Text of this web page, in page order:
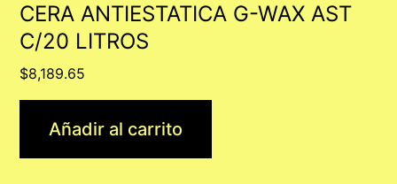
CERA ANTIESTATICA G-WAX AST
C/20 LITROS
$8,189.65
Añadir al carrito